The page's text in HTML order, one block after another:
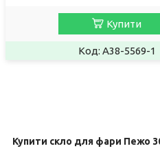
Купити
A38-5569-1
Купити скло для фари Пежо